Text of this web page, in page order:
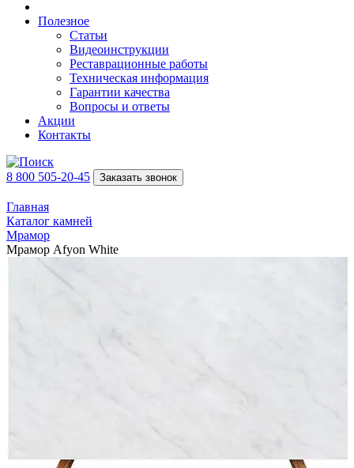
Полезное
Статьи
Видеоинструкции
Реставрационные работы
Техническая информация
Гарантии качества
Вопросы и ответы
Акции
Контакты
8 800 505-20-45 Заказать звонок
Главная
Каталог камней
Мрамор
Мрамор Afyon White